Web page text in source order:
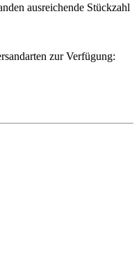
ausreichende Stückzahl
zur Verfügung: